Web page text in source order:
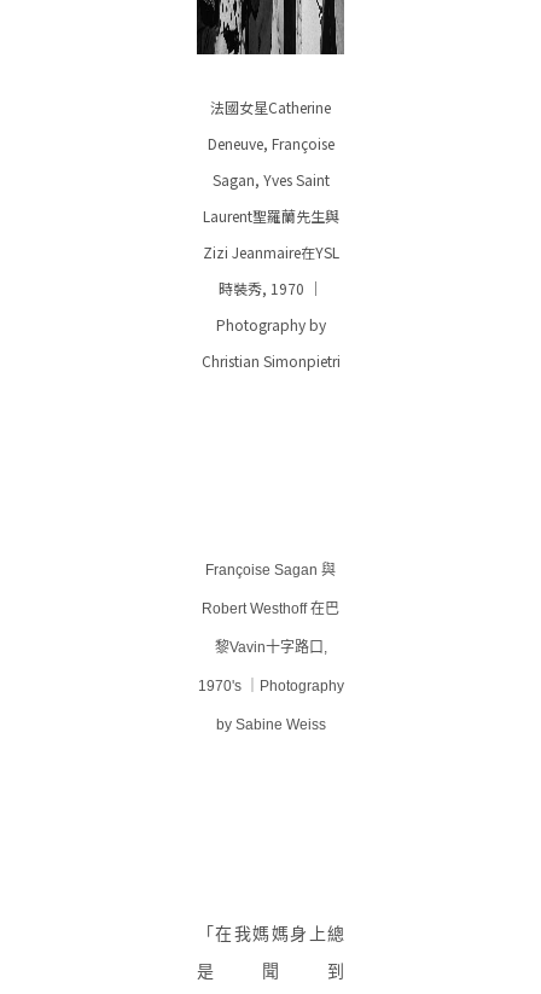
法國女星Catherine
Deneuve, Françoise
Sagan, Yves Saint
Laurent聖羅蘭先生與
Zizi Jeanmaire在YSL
時裝秀, 1970 ｜
Photography by
Christian Simonpietri
Françoise Sagan 與
Robert Westhoff 在巴
黎Vavin十字路口,
1970's ｜Photography
by Sabine Weiss
「在我媽媽身上總
是聞到